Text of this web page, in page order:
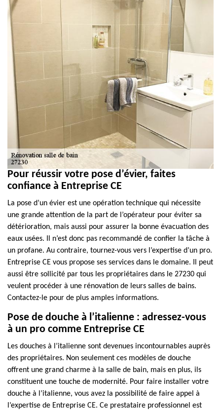
Pour réussir votre pose d’évier, faites
confiance à Entreprise CE
La pose d’un évier est une opération technique qui nécessite
une grande attention de la part de l’opérateur pour éviter sa
détérioration, mais aussi pour assurer la bonne évacuation des
eaux usées. Il n’est donc pas recommandé de confier la tâche à
un profane. Au contraire, tournez-vous vers l’expertise d’un pro.
Entreprise CE vous propose ses services dans le domaine. Il peut
aussi être sollicité par tous les propriétaires dans le 27230 qui
veulent procéder à une rénovation de leurs salles de bains.
Contactez-le pour de plus amples informations.
Pose de douche à l’italienne : adressez-vous
à un pro comme Entreprise CE
Les douches à l’italienne sont devenues incontournables auprès
des propriétaires. Non seulement ces modèles de douche
offrent une grand charme à la salle de bain, mais en plus, ils
constituent une touche de modernité. Pour faire installer votre
douche à l’italienne, vous avez la possibilité de faire appel à
l’expertise de Entreprise CE. Ce prestataire professionnel est